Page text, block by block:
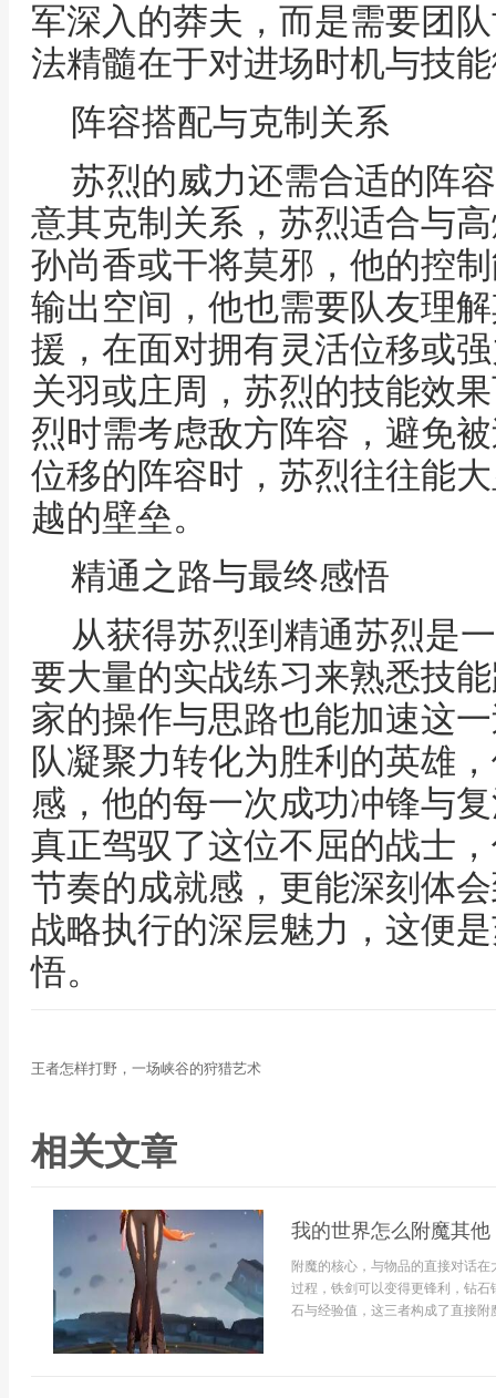
军深入的莽夫，而是需要团
法精髓在于对进场时机与技
阵容搭配与克制关系
苏烈的威力还需合适的阵
意其克制关系，苏烈适合与
孙尚香或干将莫邪，他的控
输出空间，他也需要队友理
援，在面对拥有灵活位移或
关羽或庄周，苏烈的技能效
烈时需考虑敌方阵容，避免
位移的阵容时，苏烈往往能
越的壁垒。
精通之路与最终感悟
从获得苏烈到精通苏烈是
要大量的实战练习来熟悉技
家的操作与思路也能加速这
队凝聚力转化为胜利的英雄
感，他的每一次成功冲锋与
真正驾驭了这位不屈的战士
节奏的成就感，更能深刻体
战略执行的深层魅力，这便
悟。
王者怎样打野，一场峡谷的狩猎艺术
相关文章
我的世界怎么附魔其
附魔的核心，与物品的直接对话
过程，铁剑可以变得更锋利，钻
石与经验值，这三者构成了直接